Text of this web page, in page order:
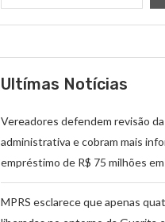
Ultímas Notícias
Vereadores defendem revisão
administrativa e cobram mais
empréstimo de R$ 75 milhões
MPRS esclarece que apenas